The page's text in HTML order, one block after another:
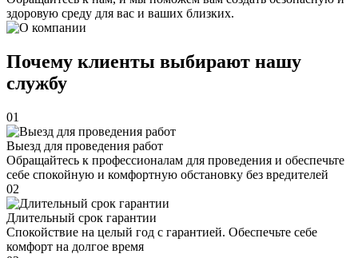
здоровую среду для вас и ваших близких.
Почему клиенты выбирают нашу
службу
01
Выезд для проведения работ
Обращайтесь к профессионалам для проведения и обеспечьте
себе спокойную и комфортную обстановку без вредителей
02
Длительный срок гарантии
Спокойствие на целый год с гарантией. Обеспечьте себе
комфорт на долгое время